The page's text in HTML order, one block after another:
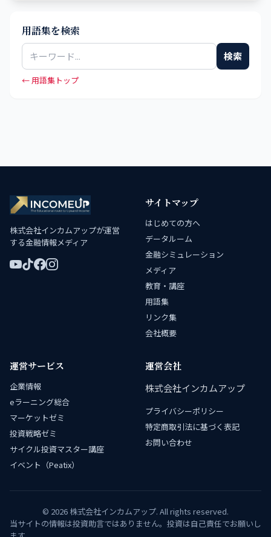
用語集を検索
検索
← 用語集トップ
株式会社インカムアップが運営
する金融情報メディア
サイトマップ
はじめての方へ
データルーム
金融シミュレーション
メディア
教育・講座
用語集
リンク集
会社概要
運営サービス
企業情報
eラーニング総合
マーケットゼミ
投資戦略ゼミ
サイクル投資マスター講座
イベント（Peatix）
運営会社
株式会社インカムアップ
プライバシーポリシー
特定商取引法に基づく表記
お問い合わせ
© 2026 株式会社インカムアップ. All rights reserved.
当サイトの情報は投資助言ではありません。投資は自己責任でお願いし